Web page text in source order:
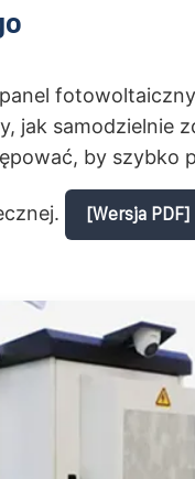
jak samodzielnie
by szybko
[Wersja PDF]